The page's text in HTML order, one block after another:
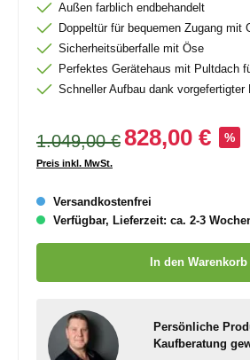
Außen farblich endbehandelt
Doppeltür für bequemen Zugang mit
Sicherheitsüberfalle mit Öse
Perfektes Gerätehaus mit Pultdach
Schneller Aufbau dank vorgefertigter
1.049,00 €828,00 € %
Preis inkl. MwSt.
Versandkostenfrei
Verfügbar, Lieferzeit: ca. 2-3
In den Warenkorb
Persönliche
Kaufberatung